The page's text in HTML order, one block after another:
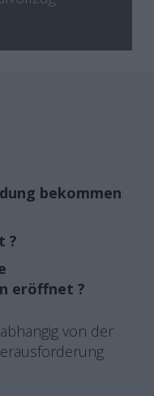
bekommen
?
eröffnet ?
von der